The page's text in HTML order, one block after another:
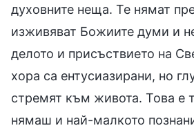
духовните неща. Те нямат
изживяват Божиите думи и
делото и присъствието на
хора са ентусиазирани, но
стремят към живота. Това е
нямаш и най-малкото